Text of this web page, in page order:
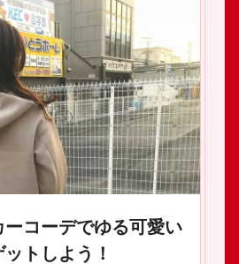
2020.02.08
コーデでゆる可愛い
トしよう！